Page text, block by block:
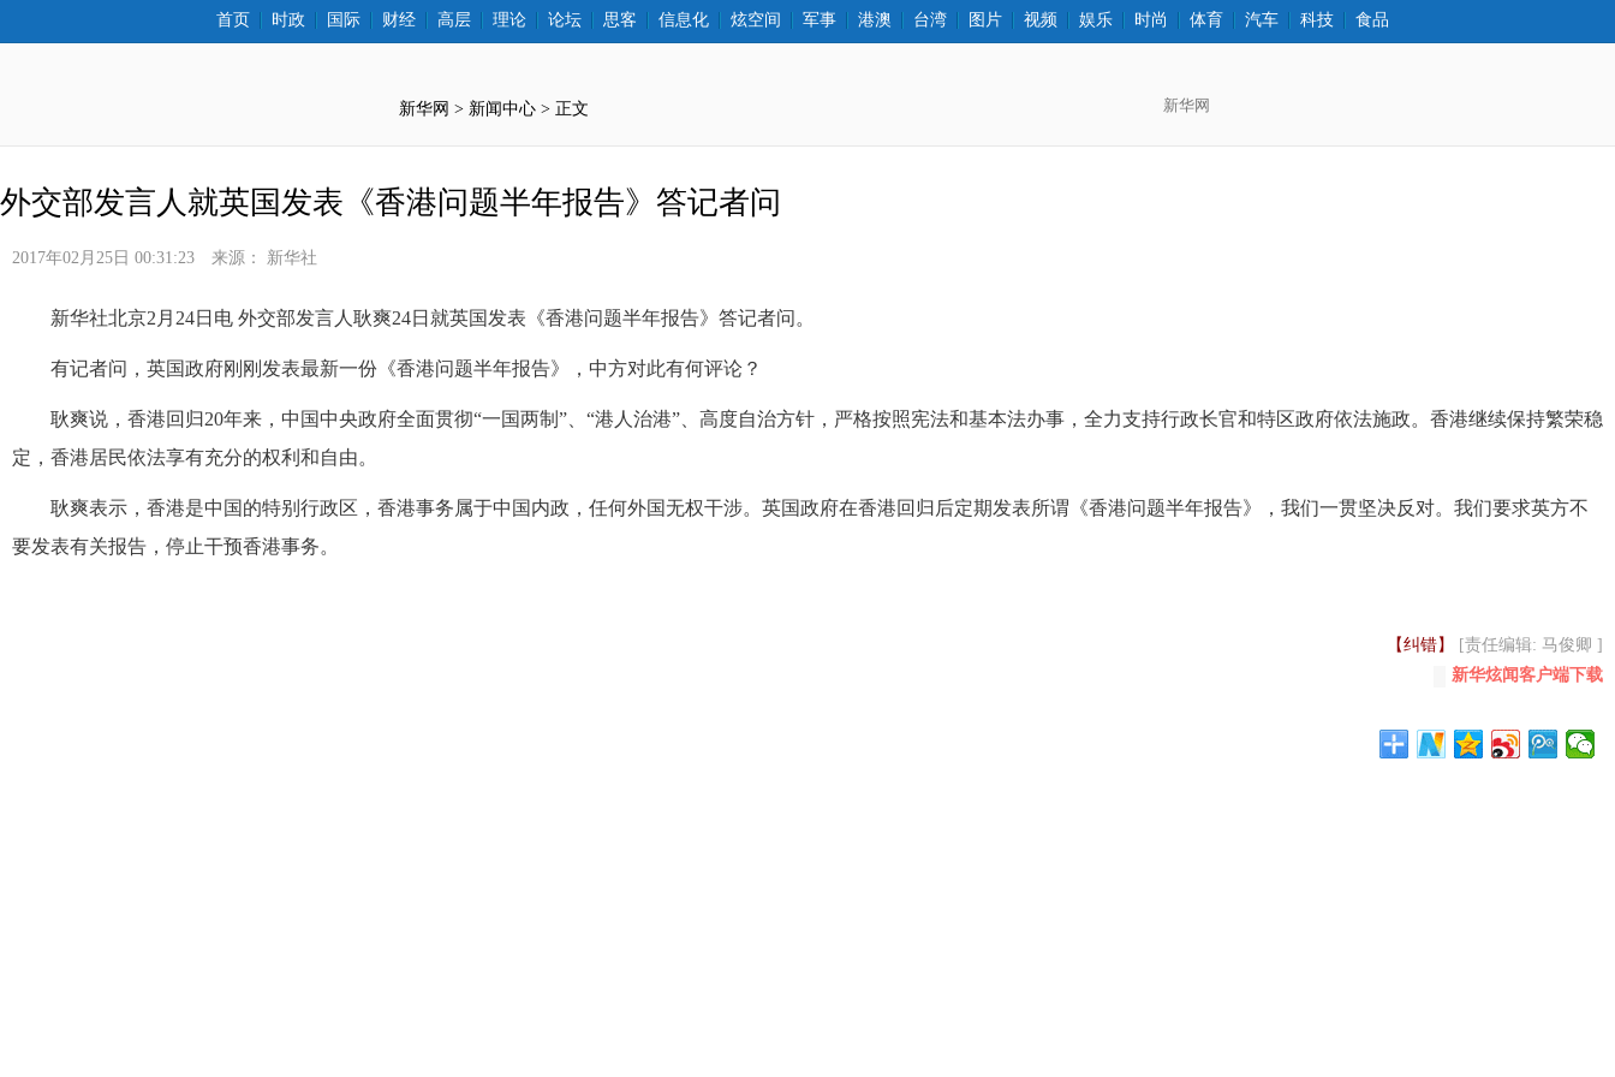
首页 时政 国际 财经 高层 理论 论坛 思客 信息化 炫空间 军事 港澳 台湾 图片 视频 娱乐 时尚 体育 汽车 科技 食品
新华网 > 新闻中心 > 正文
外交部发言人就英国发表《香港问题半年报告》答记者问
2017年02月25日 00:31:23 来源： 新华社
新华社北京2月24日电 外交部发言人耿爽24日就英国发表《香港问题半年报告》答记者问。
有记者问，英国政府刚刚发表最新一份《香港问题半年报告》，中方对此有何评论？
耿爽说，香港回归20年来，中国中央政府全面贯彻“一国两制”、“港人治港”、高度自治方针，严格按照宪法和基本法办事，全力支持行政长官和特区政府依法施政。香港继续保持繁荣稳
定，香港居民依法享有充分的权利和自由。
耿爽表示，香港是中国的特别行政区，香港事务属于中国内政，任何外国无权干涉。英国政府在香港回归后定期发表所谓《香港问题半年报告》，我们一贯坚决反对。我们要求英方不
要发表有关报告，停止干预香港事务。
【纠错】
[责任编辑: 马俊卿 ]
新华炫闻客户端下载